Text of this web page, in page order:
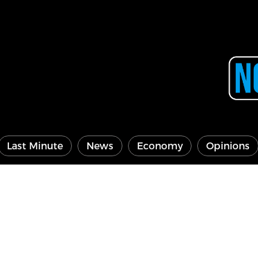
Last Minute News Economy Opinions